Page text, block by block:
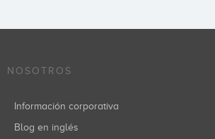
NOSOTROS
Información corporativa
Blog en inglés